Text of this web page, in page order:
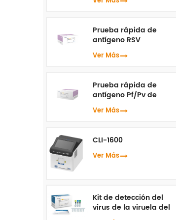
Prueba rápida de
antígeno RSV
Ver Más
Prueba rápida de
antígeno Pf/Pv de
malaria
Ver Más
CLI-1600
Ver Más
Kit de detección del
virus de la viruela del
mono ( PCR en tiempo